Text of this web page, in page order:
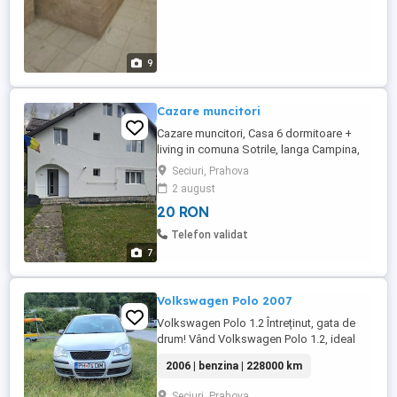
9
7
Cazare muncitori
Cazare muncitori, Casa 6 dormitoare +
living in comuna Sotrile, langa Campina,
Brebu, Breaza, Comarnic. 20 de persoane
capacitate maxima. 2 bai + wc de serviciu,
bucatarie, complet utilata: aragaz, frigider,
lada frigorifica, masina de spalat vase.
Apa rece, apa calda, incalzirea cu centrala
Seciuri, Prahova
2 august
20 RON
Telefon validat
Volkswagen Polo 2007
Volkswagen Polo 1.2 Întreținut, gata de
drum! Vând Volkswagen Polo 1.2, ideal
întreținut. Dotări: - Motor 1.2 benzină -
Geamuri electrice - Revizie completă
2006 | benzina | 228000 km